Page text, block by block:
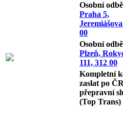
Osobní odb
Praha 5,
00
Osobní odb
Plzeň,
111, 312 00
Kompletní
zaslat po ČR
přepravní
(Top Trans)